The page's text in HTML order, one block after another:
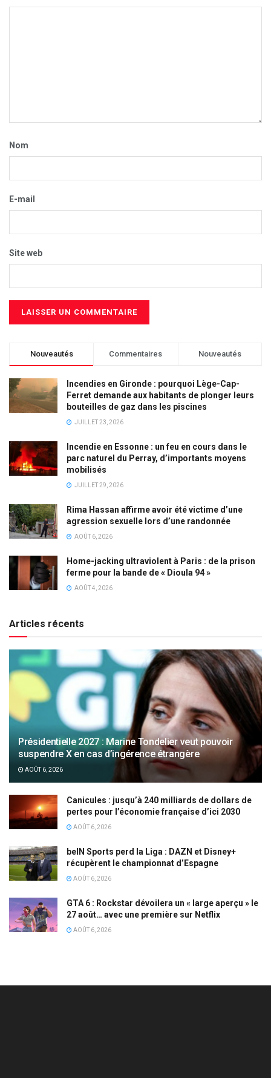
Nom
E-mail
Site web
Nouveautés Commentaires Nouveautés
Incendies en Gironde : pourquoi Lège-Cap-
Ferret demande aux habitants de plonger leurs
bouteilles de gaz dans les piscines
JUILLET 23, 2026
Incendie en Essonne : un feu en cours dans le
parc naturel du Perray, d’importants moyens
mobilisés
JUILLET 29, 2026
Rima Hassan affirme avoir été victime d’une
agression sexuelle lors d’une randonnée
AOÛT 6, 2026
Home-jacking ultraviolent à Paris : de la prison
ferme pour la bande de « Dioula 94 »
AOÛT 4, 2026
Articles récents
Présidentielle 2027 : Marine Tondelier veut pouvoir
suspendre X en cas d’ingérence étrangère
AOÛT 6, 2026
Canicules : jusqu’à 240 milliards de dollars de
pertes pour l’économie française d’ici 2030
AOÛT 6, 2026
beIN Sports perd la Liga : DAZN et Disney+
récupèrent le championnat d’Espagne
AOÛT 6, 2026
GTA 6 : Rockstar dévoilera un « large aperçu » le
27 août… avec une première sur Netflix
AOÛT 6, 2026